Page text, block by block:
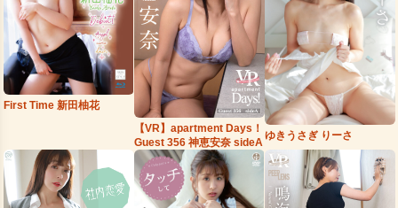
First Time 新田柚花
【VR】apartment Days！
Guest 356 神恵安奈 sideA
ゆきうさぎ りーさ